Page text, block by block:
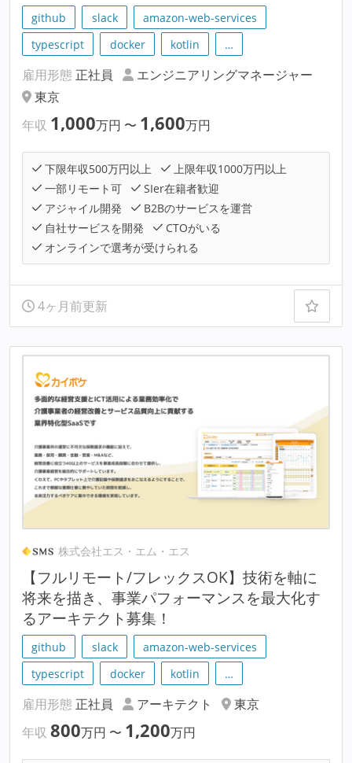
github slack
amazon-web-services
typescript
docker kotlin …
雇用形態 正社員
エンジニアリングマネージャー
東京
年収 1,000万円 〜 1,600万円
下限年収500万円以上
上限年収1000万円以上
一部リモート可
SIer在籍者歓迎
アジャイル開発
B2Bのサービスを運営
自社サービスを開発
CTOがいる
オンラインで選考が受けられる
4ヶ月前更新
株式会社エス・エム・エス
【フルリモート/フレックスOK】技術を軸に
将来を描き、事業パフォーマンスを最大化す
るアーキテクト募集！
github slack
amazon-web-services
typescript
docker kotlin …
雇用形態 正社員 アーキテクト
東京
年収 800万円 〜 1,200万円